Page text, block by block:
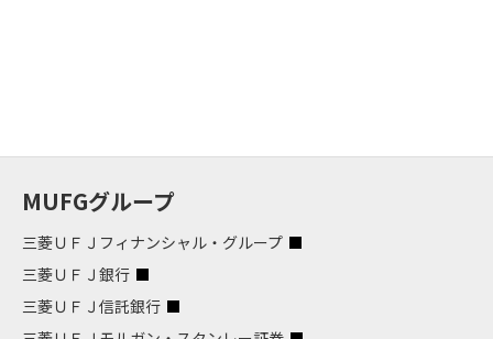
MUFGグループ
三菱ＵＦＪフィナンシャル・グループ
三菱ＵＦＪ銀行
三菱ＵＦＪ信託銀行